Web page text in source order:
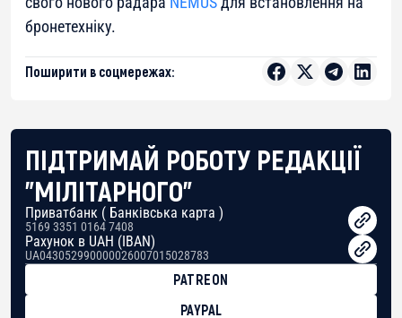
бронетехніку.
Поширити в соцмережах:
ПІДТРИМАЙ РОБОТУ РЕДАКЦІЇ
"МІЛІТАРНОГО"
Приватбанк ( Банківська карта )
5169 3351 0164 7408
Рахунок в UAH (IBAN)
UA043052990000026007015028783
PATREON
PAYPAL